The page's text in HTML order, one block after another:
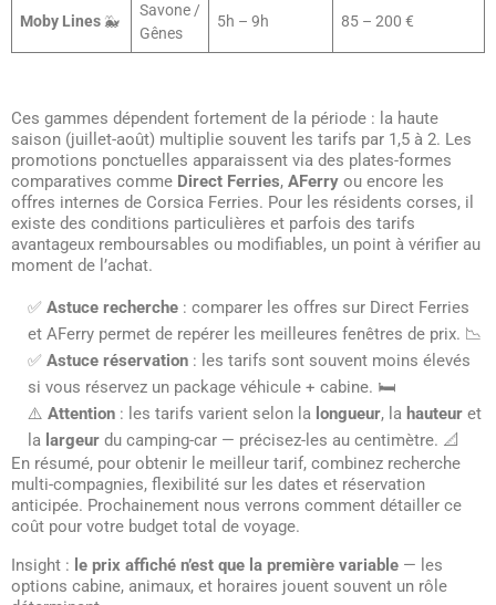
Moby Lines🐳
Savone /
Gênes
5h – 9h 85 – 200 €
Ces gammes dépendent fortement de la période : la haute
saison (juillet-août) multiplie souvent les tarifs par 1,5 à 2. Les
promotions ponctuelles apparaissent via des plates-formes
comparatives comme Direct Ferries, AFerry ou encore les
offres internes de Corsica Ferries. Pour les résidents corses, il
existe des conditions particulières et parfois des tarifs
avantageux remboursables ou modifiables, un point à vérifier au
moment de l’achat.
✅ Astuce recherche : comparer les offres sur Direct Ferries
et AFerry permet de repérer les meilleures fenêtres de prix. 📉
✅ Astuce réservation : les tarifs sont souvent moins élevés
si vous réservez un package véhicule + cabine. 🛏️
⚠️ Attention : les tarifs varient selon la longueur, la hauteur et
la largeur du camping-car — précisez-les au centimètre. 📐
En résumé, pour obtenir le meilleur tarif, combinez recherche
multi-compagnies, flexibilité sur les dates et réservation
anticipée. Prochainement nous verrons comment détailler ce
coût pour votre budget total de voyage.
Insight : le prix affiché n’est que la première variable — les
options cabine, animaux, et horaires jouent souvent un rôle